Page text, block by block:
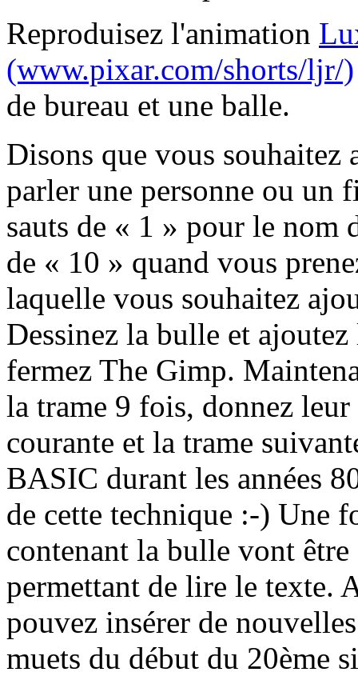
Reproduisez l'animation
(www.pixar.com/shorts/ljr/)
de bureau et une balle.
Disons que vous
parler une personne ou un
sauts de « 1 » pour le nom
de « 10 » quand vous
laquelle vous souhaitez
Dessinez la bulle et
fermez The Gimp.
la trame 9 fois, donnez
courante et la trame
BASIC durant les années
de cette technique :-) Une
contenant la bulle vont
permettant de lire le texte.
pouvez insérer de
muets du début du 20ème